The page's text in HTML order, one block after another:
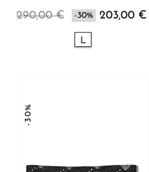
290,00 € -30% 203,00 €
L
-30%